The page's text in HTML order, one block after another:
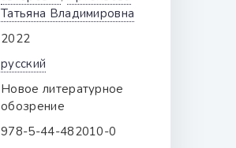
Татьяна Владимировна
2022
русский
Новое литературное
обозрение
978-5-44-482010-0